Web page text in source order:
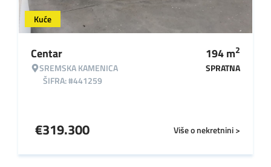
Kuće
Centar
SREMSKA KAMENICA
ŠIFRA: #441259
194m2
SPRATNA
Više o nekretnini >
€319.300